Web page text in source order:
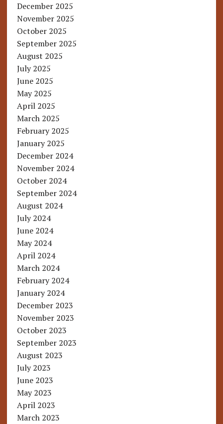
December 2025
November 2025
October 2025
September 2025
August 2025
July 2025
June 2025
May 2025
April 2025
March 2025
February 2025
January 2025
December 2024
November 2024
October 2024
September 2024
August 2024
July 2024
June 2024
May 2024
April 2024
March 2024
February 2024
January 2024
December 2023
November 2023
October 2023
September 2023
August 2023
July 2023
June 2023
May 2023
April 2023
March 2023